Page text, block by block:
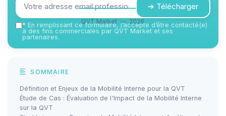
QVT Market — 2026
➔ Télécharger
* En remplissant ce formulaire, j’accepte d’être contacté(e)
à des fins commerciales par QVT Market et ses
partenaires.
SOMMAIRE
Définition et Enjeux de la Mobilité Interne pour la QVT
Étude de Cas : Évaluation de l'Impact de la Mobilité Interne
sur la QVT